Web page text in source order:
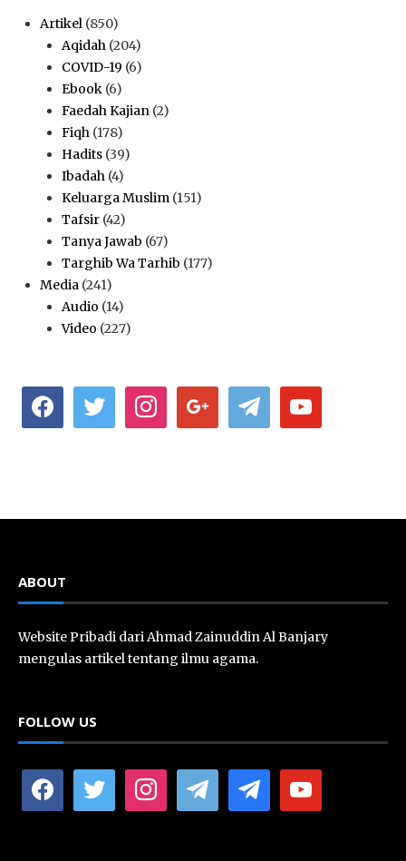
Artikel (850)
Aqidah (204)
COVID-19 (6)
Ebook (6)
Faedah Kajian (2)
Fiqh (178)
Hadits (39)
Ibadah (4)
Keluarga Muslim (151)
Tafsir (42)
Tanya Jawab (67)
Targhib Wa Tarhib (177)
Media (241)
Audio (14)
Video (227)
facebook twitter instagramgoogle telegram youtube
ABOUT
Website Pribadi dari Ahmad Zainuddin Al Banjary
mengulas artikel tentang ilmu agama.
FOLLOW US
facebook twitter instagramtelegram telegram youtube